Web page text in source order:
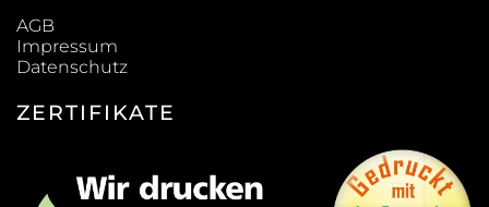
AGB
Impressum
Datenschutz
ZERTIFIKATE